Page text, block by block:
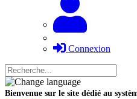
Connexion
Bienvenue sur le site dédié au